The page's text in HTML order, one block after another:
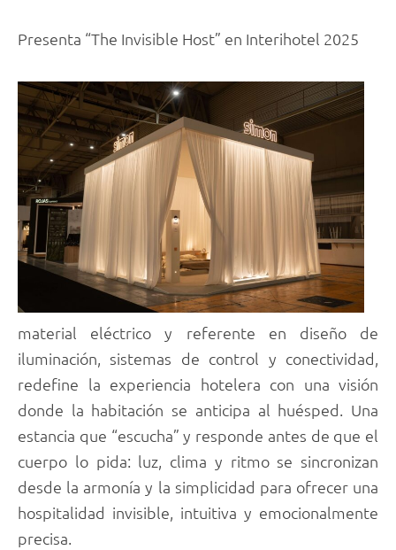
Presenta “The Invisible Host” en Interihotel 2025
material eléctrico y referente en diseño de
iluminación, sistemas de control y conectividad,
redefine la experiencia hotelera con una visión
donde la habitación se anticipa al huésped. Una
estancia que “escucha” y responde antes de que el
cuerpo lo pida: luz, clima y ritmo se sincronizan
desde la armonía y la simplicidad para ofrecer una
hospitalidad invisible, intuitiva y emocionalmente
precisa.